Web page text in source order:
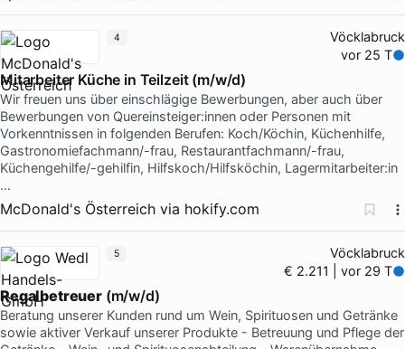
Vöcklabruck
vor 25 T
Mitarbeiter Küche in Teilzeit (m/w/d)
Wir freuen uns über einschlägige Bewerbungen, aber auch über
Bewerbungen von Quereinsteiger:innen oder Personen mit
Vorkenntnissen in folgenden Berufen: Koch/Köchin, Küchenhilfe,
Gastronomiefachmann/-frau, Restaurantfachmann/-frau,
Küchengehilfe/-gehilfin, Hilfskoch/Hilfsköchin, Lagermitarbeiter:in
…
McDonald's Österreich via hokify.com
4
Vöcklabruck
€ 2.211 | vor 29 T
Regalbetreuer(m/w/d)
Beratung unserer Kunden rund um Wein, Spirituosen und Getränke
sowie aktiver Verkauf unserer Produkte - Betreuung und Pflege der
5